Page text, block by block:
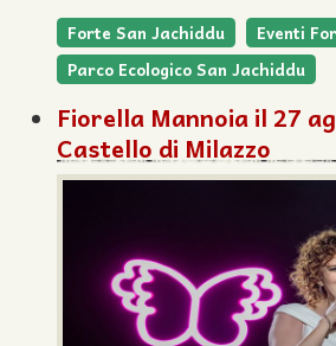
Forte San Jachiddu
Eventi
Parco Ecologico San Jachiddu
Fiorella Mannoia il 27
Castello di Milazzo